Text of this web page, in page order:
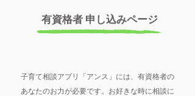
​有資格者 申し込みページ
子育て相談アプリ「アンス」には、有資格者の
あなたのお力が必要です。お好きな時に相談に